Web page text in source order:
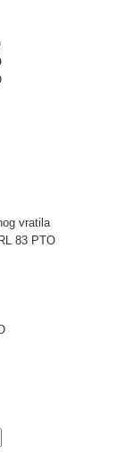
vratila
83 PTO